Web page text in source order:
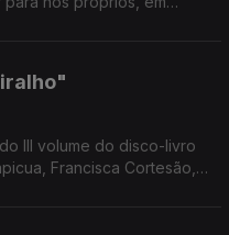
III volume do disco-livro
Francisca Cortesão,